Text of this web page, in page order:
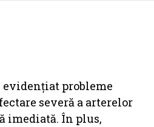
probleme
severă a arterelor
imediată. În plus,